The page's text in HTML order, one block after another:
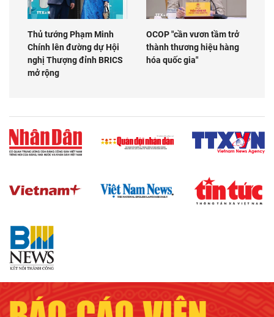
Thủ tướng Phạm Minh
Chính lên đường dự Hội
nghị Thượng đỉnh BRICS
mở rộng
OCOP "cần vươn tầm trở
thành thương hiệu hàng
hóa quốc gia"